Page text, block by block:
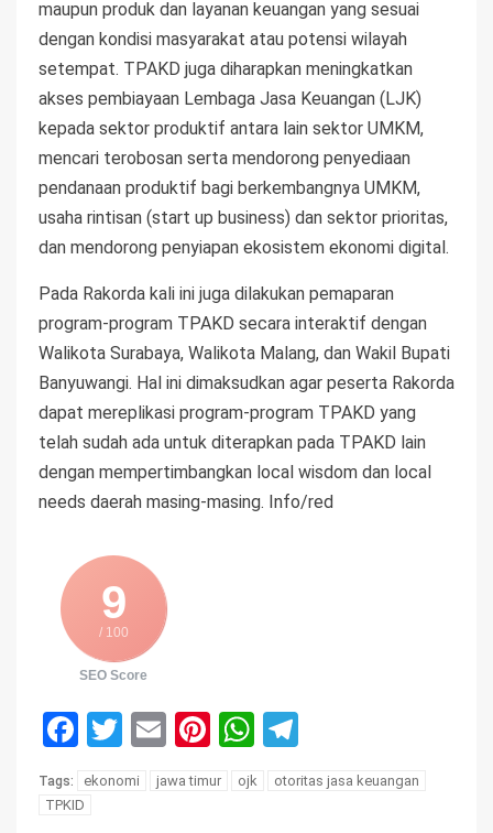
maupun produk dan layanan keuangan yang sesuai
dengan kondisi masyarakat atau potensi wilayah
setempat. TPAKD juga diharapkan meningkatkan
akses pembiayaan Lembaga Jasa Keuangan (LJK)
kepada sektor produktif antara lain sektor UMKM,
mencari terobosan serta mendorong penyediaan
pendanaan produktif bagi berkembangnya UMKM,
usaha rintisan (start up business) dan sektor prioritas,
dan mendorong penyiapan ekosistem ekonomi digital.
Pada Rakorda kali ini juga dilakukan pemaparan
program-program TPAKD secara interaktif dengan
Walikota Surabaya, Walikota Malang, dan Wakil Bupati
Banyuwangi. Hal ini dimaksudkan agar peserta Rakorda
dapat mereplikasi program-program TPAKD yang
telah sudah ada untuk diterapkan pada TPAKD lain
dengan mempertimbangkan local wisdom dan local
needs daerah masing-masing. Info/red
9
/ 100
SEO Score
Facebook
Twitter
EmailPinterest
WhatsApp
Tags: ekonomi jawa timur ojk
otoritas jasa keuangan
TPKID